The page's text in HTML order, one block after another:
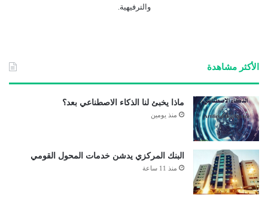
والترفيهية.
الأكثر مشاهدة
ماذا يخبئ لنا الذكاء الاصطناعي بعد؟
منذ يومين
البنك المركزي يدشن خدمات المحول القومي
منذ 11 ساعة